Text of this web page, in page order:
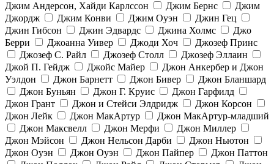
Джим Андерсон, Хайди Карлссон
Джим Бернс
Джим
Джордж
Джим Конви Джим Оуэн
Джин Гец
Джин Гибсон
Джин Эдвардс Джина Холмс
Джо
Берри
Джоанна Уивер Джоди Хоч
Джозеф Принс
Джозеф С. Райл
Джозеф Столл
Джозеф Эллаин
Джой П. Гейдж
Джойс Майер
Джон Анкербер и Джон
Уэлдон
Джон Барнетт Джон Бивер
Джон Бланшард
Джон Буньян
Джон Г. Круис
Джон Гарфилд
Джон Грант
Джон и Стейси Элдридж
Джон Корсон
Джон Лейк
Джон МакАртур
Джон МакАртур-младший
Джон Максвелл
Джон Мерфи
Джон Миллер
Джон Мэйсон
Джон Нельсон Дарби
Джон Ньютон
Джон Оуэн
Джон Оуэн Джон Пайпер
Джон Паттон